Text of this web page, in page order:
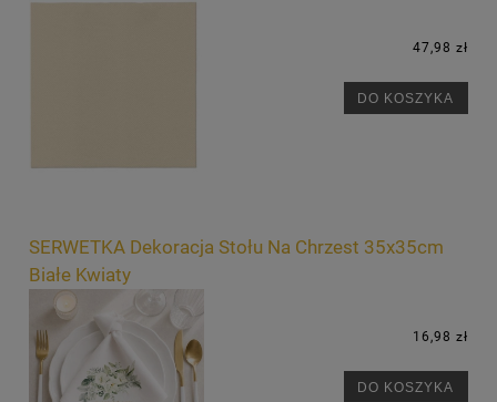
47,98 zł
DO KOSZYKA
SERWETKA Dekoracja Stołu Na Chrzest 35x35cm
Białe Kwiaty
16,98 zł
DO KOSZYKA